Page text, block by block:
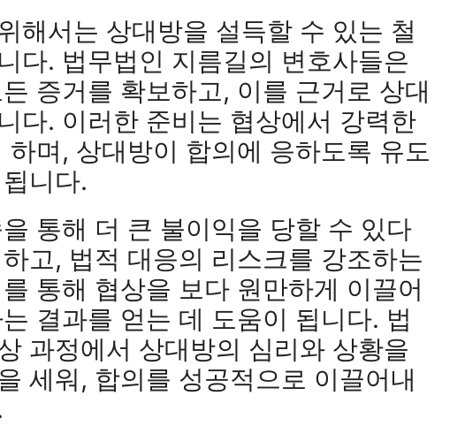
해서는 상대방을 설득할 수 있는 철
다. 법무법인 지름길의 변호사들은
증거를 확보하고, 이를 근거로 상대
다. 이러한 준비는 협상에서 강력한
하며, 상대방이 합의에 응하도록 유도
니다.
통해 더 큰 불이익을 당할 수 있다
고, 법적 대응의 리스크를 강조하는
통해 협상을 보다 원만하게 이끌어
결과를 얻는 데 도움이 됩니다. 법
과정에서 상대방의 심리와 상황을
세워, 합의를 성공적으로 이끌어내